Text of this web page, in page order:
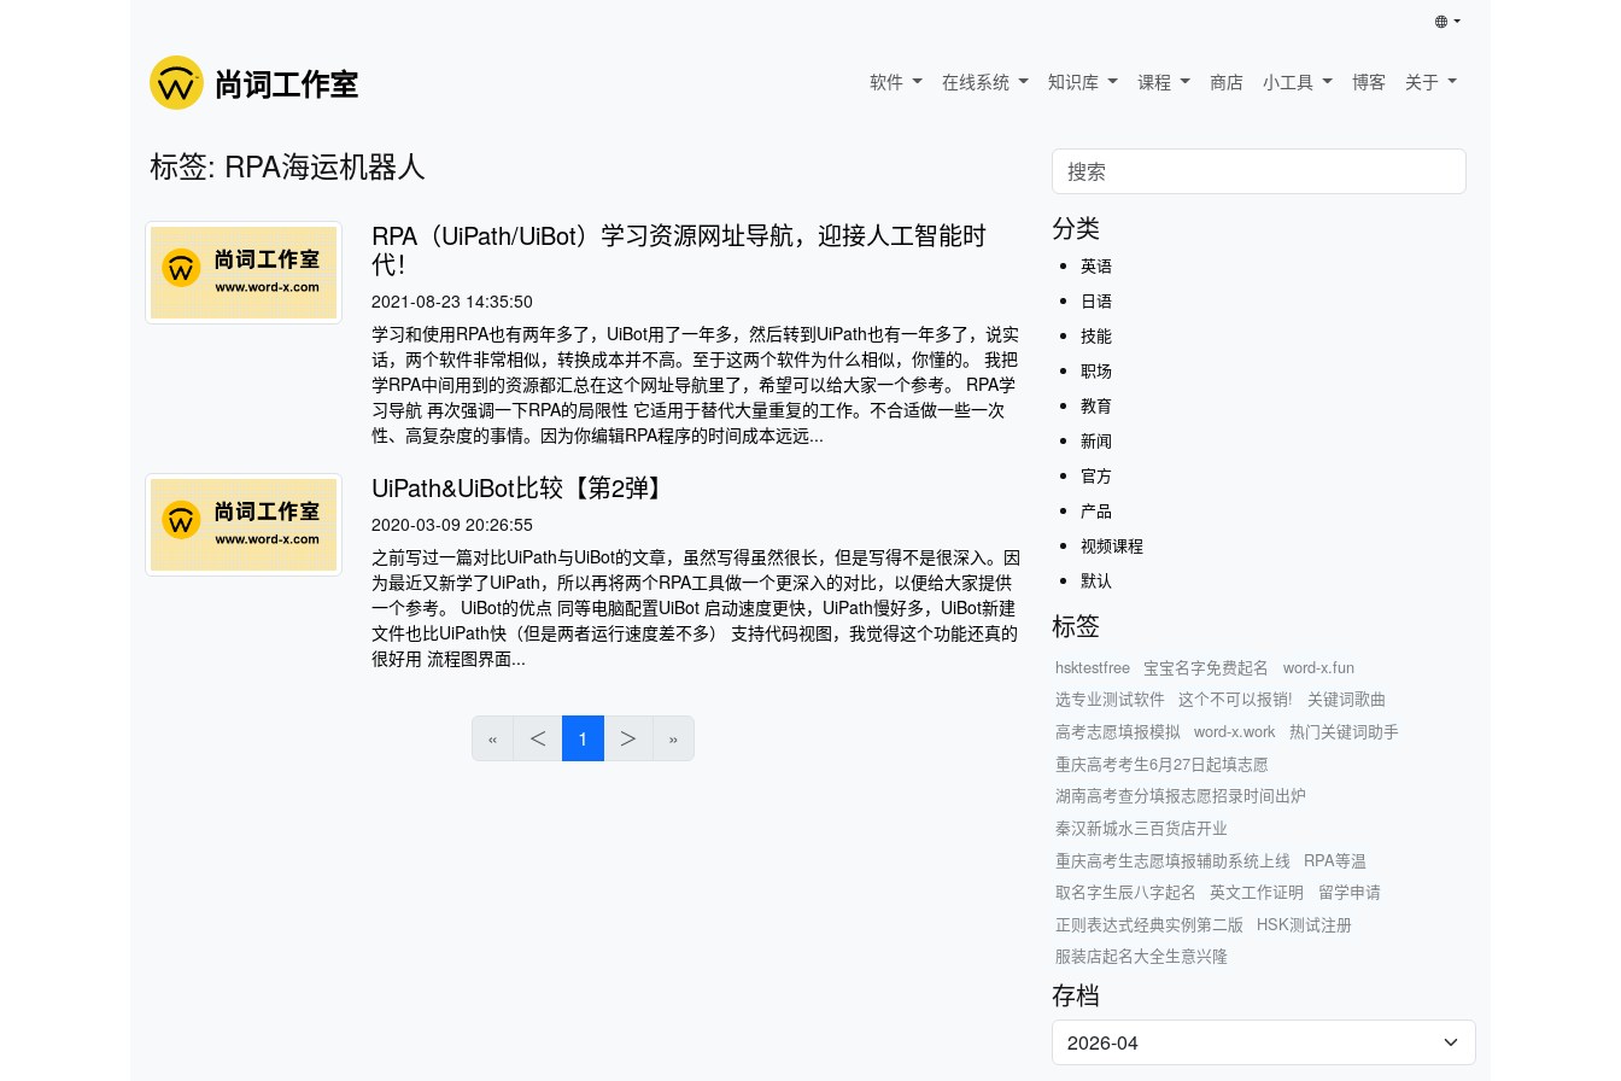
尚词工作室 软件 在线系统 知识库 课程 商店 小工具 博客 关于
标签: RPA海运机器人
RPA（UiPath/UiBot）学习资源网址导航，迎接人工智能时
代！
2021-08-23 14:35:50
学习和使用RPA也有两年多了，UiBot用了一年多，然后转到UiPath也有一年多了，说实
话，两个软件非常相似，转换成本并不高。至于这两个软件为什么相似，你懂的。 我把
学RPA中间用到的资源都汇总在这个网址导航里了，希望可以给大家一个参考。 RPA学
习导航 再次强调一下RPA的局限性 它适用于替代大量重复的工作。不合适做一些一次
性、高复杂度的事情。因为你编辑RPA程序的时间成本远远...
UiPath&UiBot比较【第2弹】
2020-03-09 20:26:55
之前写过一篇对比UiPath与UiBot的文章，虽然写得虽然很长，但是写得不是很深入。因
为最近又新学了UiPath，所以再将两个RPA工具做一个更深入的对比，以便给大家提供
一个参考。 UiBot的优点 同等电脑配置UiBot 启动速度更快，UiPath慢好多，UiBot新建
文件也比UiPath快（但是两者运行速度差不多） 支持代码视图，我觉得这个功能还真的
很好用 流程图界面...
« ＜ 1 ＞ »
分类
英语
日语
技能
职场
教育
新闻
官方
产品
视频课程
默认
标签
hsktestfree 宝宝名字免费起名
word-x.fun
选专业测试软件
这个不可以报销!
关键词歌曲
高考志愿填报模拟
word-x.work
热门关键词助手
重庆高考考生6月27日起填志愿
湖南高考查分填报志愿招录时间出炉
秦汉新城水三百货店开业
重庆高考生志愿填报辅助系统上线
RPA等温
取名字生辰八字起名
英文工作证明
留学申请
正则表达式经典实例第二版
HSK测试注册
服装店起名大全生意兴隆
存档